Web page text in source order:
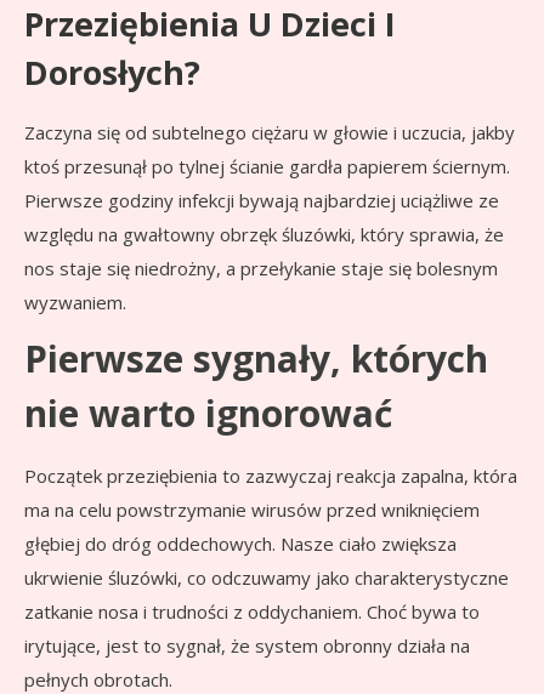
Przeziębienia U Dzieci I
Dorosłych?
Zaczyna się od subtelnego ciężaru w głowie i uczucia, jakby
ktoś przesunął po tylnej ścianie gardła papierem ściernym.
Pierwsze godziny infekcji bywają najbardziej uciążliwe ze
względu na gwałtowny obrzęk śluzówki, który sprawia, że
nos staje się niedrożny, a przełykanie staje się bolesnym
wyzwaniem.
Pierwsze sygnały, których
nie warto ignorować
Początek przeziębienia to zazwyczaj reakcja zapalna, która
ma na celu powstrzymanie wirusów przed wniknięciem
głębiej do dróg oddechowych. Nasze ciało zwiększa
ukrwienie śluzówki, co odczuwamy jako charakterystyczne
zatkanie nosa i trudności z oddychaniem. Choć bywa to
irytujące, jest to sygnał, że system obronny działa na
pełnych obrotach.